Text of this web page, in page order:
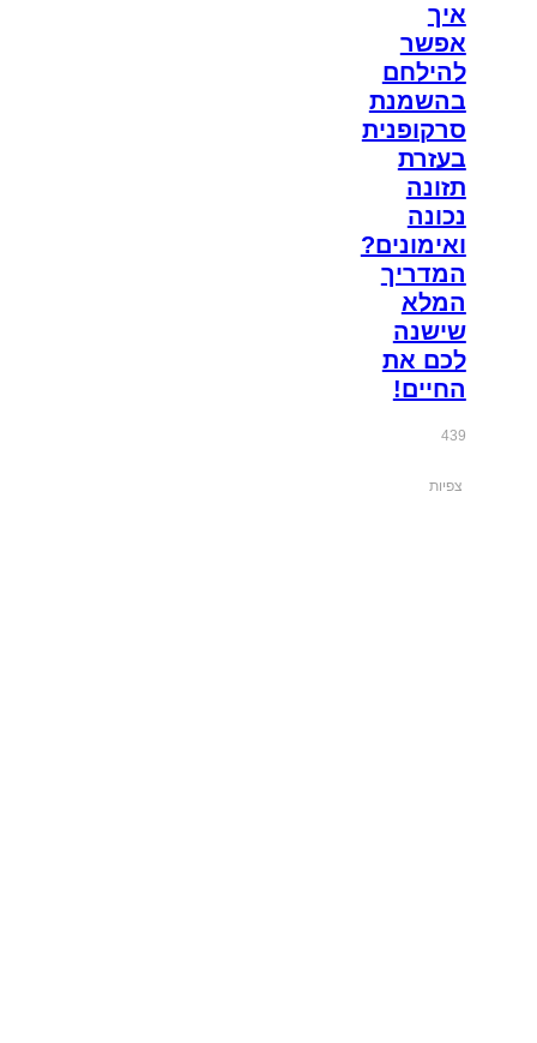
איך
אפשר
להילחם
בהשמנת
סרקופנית
בעזרת
תזונה
נכונה
ואימונים?
המדריך
המלא
שישנה
לכם את
החיים!
439
צפיות